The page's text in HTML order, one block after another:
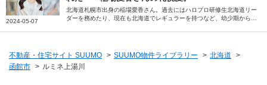
2024-05-07
北海道札幌市出身の稲場愛香さん。過去にはハロプロ研修生北海道リー
ダーを務めたり、現在も北海道でレギュラーを持つなど、幼少期から現
不動産・住宅サイト SUUMO > SUUMO物件ライブラリー > 北海道
>
函館市 > ルミネ上湯川